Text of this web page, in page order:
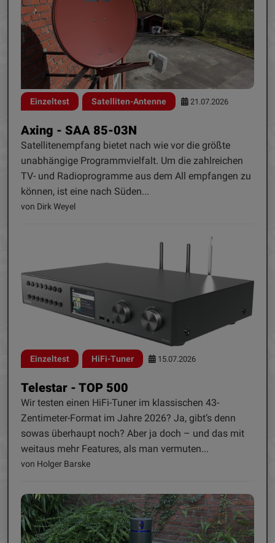
Einzeltest Satelliten-Antenne 21.07.2026
Axing - SAA 85-03N
Satellitenempfang bietet nach wie vor die größte
unabhängige Programmvielfalt. Um die zahlreichen
TV- und Radioprogramme aus dem All empfangen zu
können, ist eine nach Süden...
von Dirk Weyel
Einzeltest HiFi-Tuner 15.07.2026
Telestar - TOP 500
Wir testen einen HiFi-Tuner im klassischen 43-
Zentimeter-Format im Jahre 2026? Ja, gibt’s denn
sowas überhaupt noch? Aber ja doch – und das mit
weitaus mehr Features, als man vermuten...
von Holger Barske